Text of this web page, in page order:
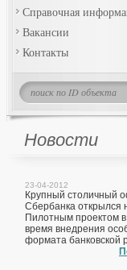
Справочная
Вакансии
Контакты
Новости
23-04-2012
Крупный столичный
Сбербанка открылся
Пилотным проектом
время внедрения
формата банковской